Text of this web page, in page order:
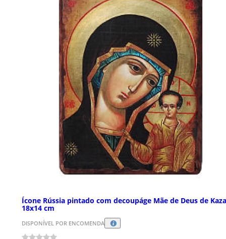
Ícone Rússia pintado com decoupáge Mãe de Deus de
18x14 cm
DISPONÍVEL POR ENCOMENDA